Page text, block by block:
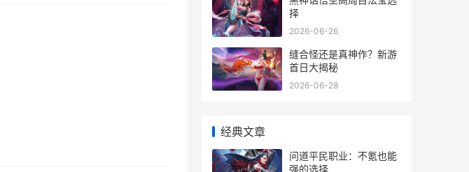
择
2026-06-26
缝合怪还是真神作？新游
首日大揭秘
2026-06-28
经典文章
问道平民职业：不氪也能
强的选择